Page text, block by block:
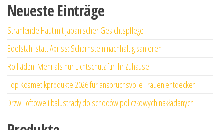
Neueste Einträge
Strahlende Haut mit japanischer Gesichtspflege
Edelstahl statt Abriss: Schornstein nachhaltig sanieren
Rollläden: Mehr als nur Lichtschutz für Ihr Zuhause
Top Kosmetikprodukte 2026 für anspruchsvolle Frauen entdecken
Drzwi loftowe i balustrady do schodów policzkowych nakładanych